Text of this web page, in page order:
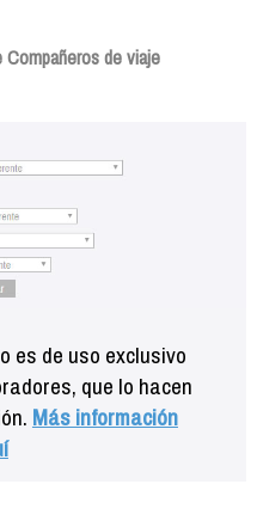
Compañeros de viaje
es de uso exclusivo
que lo hacen
Más información